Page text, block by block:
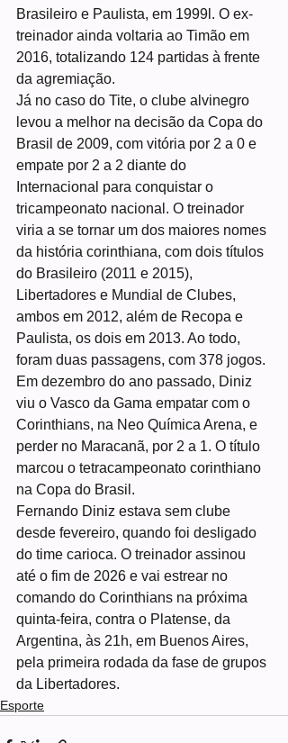
Brasileiro e Paulista, em 1999l. O ex-
treinador ainda voltaria ao Timão em
2016, totalizando 124 partidas à frente
da agremiação.
Já no caso do Tite, o clube alvinegro
levou a melhor na decisão da Copa do
Brasil de 2009, com vitória por 2 a 0 e
empate por 2 a 2 diante do
Internacional para conquistar o
tricampeonato nacional. O treinador
viria a se tornar um dos maiores nomes
da história corinthiana, com dois títulos
do Brasileiro (2011 e 2015),
Libertadores e Mundial de Clubes,
ambos em 2012, além de Recopa e
Paulista, os dois em 2013. Ao todo,
foram duas passagens, com 378 jogos.
Em dezembro do ano passado, Diniz
viu o Vasco da Gama empatar com o
Corinthians, na Neo Química Arena, e
perder no Maracanã, por 2 a 1. O título
marcou o tetracampeonato corinthiano
na Copa do Brasil.
Fernando Diniz estava sem clube
desde fevereiro, quando foi desligado
do time carioca. O treinador assinou
até o fim de 2026 e vai estrear no
comando do Corinthians na próxima
quinta-feira, contra o Platense, da
Argentina, às 21h, em Buenos Aires,
pela primeira rodada da fase de grupos
da Libertadores.
Esporte